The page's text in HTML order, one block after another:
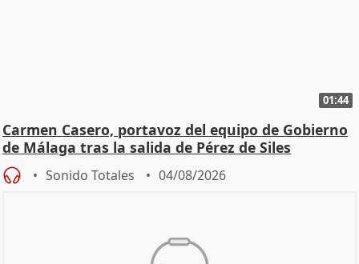
01:44
Carmen Casero, portavoz del equipo de Gobierno
de Málaga tras la salida de Pérez de Siles
Sonido Totales 04/08/2026